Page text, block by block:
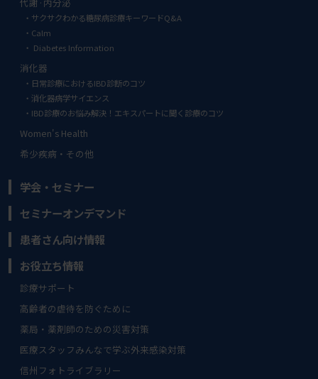
サクサクわかる糖尿病診療キーワードQ&A
Calm
Diabetes Information
消化器
日常診療におけるIBD診断のコツ
消化器病学サイエンス
IBD診療のお悩み解決！エキスパートに聞く診療のコツ
Women's Health
希少疾病・その他
学会・セミナー
セミナーオンデマンド
患者さん向け情報
お役立ち情報
診療サポート
高齢者の虐待を防ぐために
薬局・薬剤師のための災害対策
医療スタッフみんなで学ぶ外来感染対策
信州フォトライブラリー